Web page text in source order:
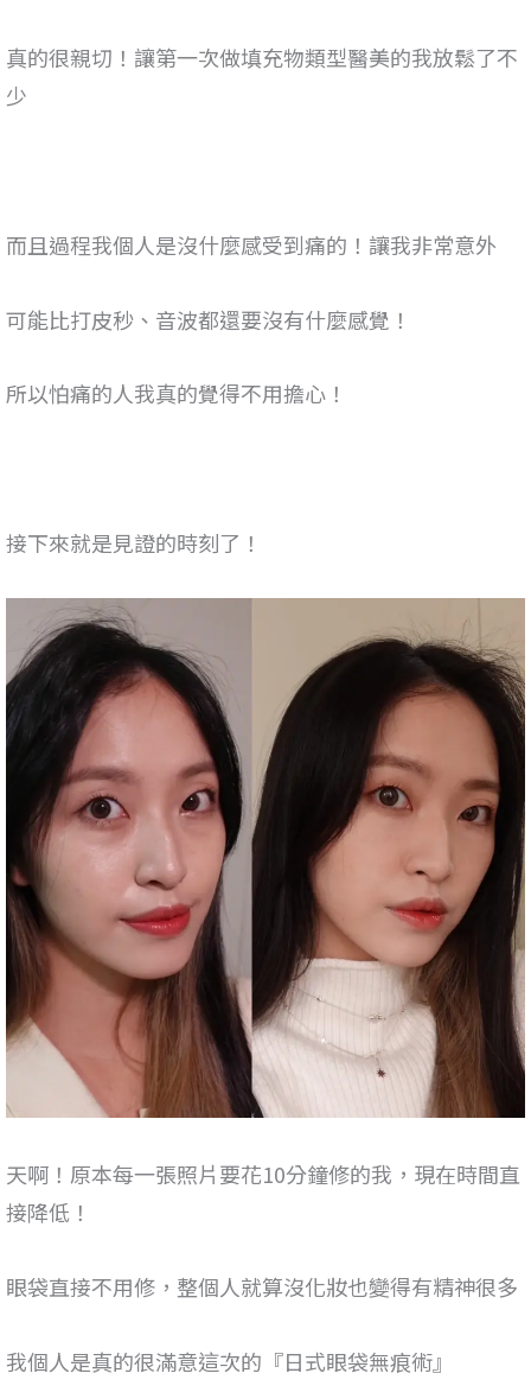
真的很親切！讓第一次做填充物類型醫美的我放鬆了不
少
而且過程我個人是沒什麼感受到痛的！讓我非常意外
可能比打皮秒、音波都還要沒有什麼感覺！
所以怕痛的人我真的覺得不用擔心！
接下來就是見證的時刻了！
天啊！原本每一張照片要花10分鐘修的我，現在時間直
接降低！
眼袋直接不用修，整個人就算沒化妝也變得有精神很多
我個人是真的很滿意這次的『日式眼袋無痕術』